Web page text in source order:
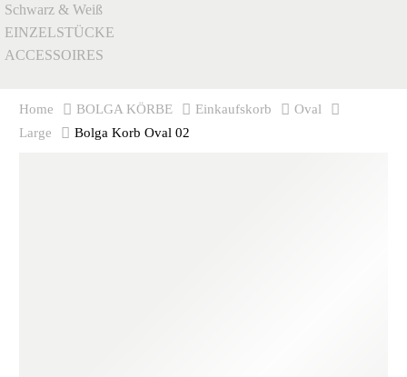
Schwarz & Weiß
EINZELSTÜCKE
ACCESSOIRES
Home BOLGA KÖRBE Einkaufskorb
Oval
Large
Bolga Korb Oval 02